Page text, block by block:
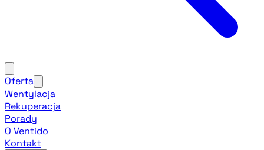
Oferta
Wentylacja
Rekuperacja
Porady
O Ventido
Kontakt